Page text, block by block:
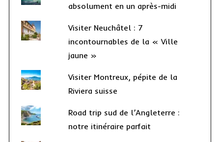
absolument en un après-midi
Visiter Neuchâtel : 7
incontournables de la « Ville
jaune »
Visiter Montreux, pépite de la
Riviera suisse
Road trip sud de l’Angleterre :
notre itinéraire parfait